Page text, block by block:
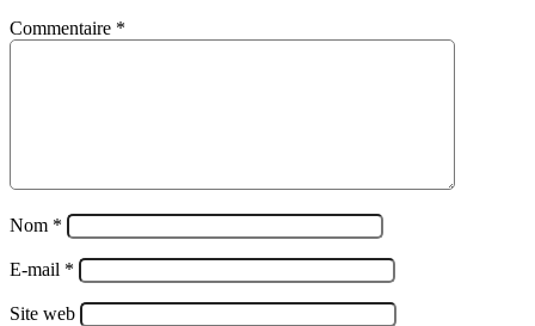
Commentaire *
Nom *
E-mail *
Site web